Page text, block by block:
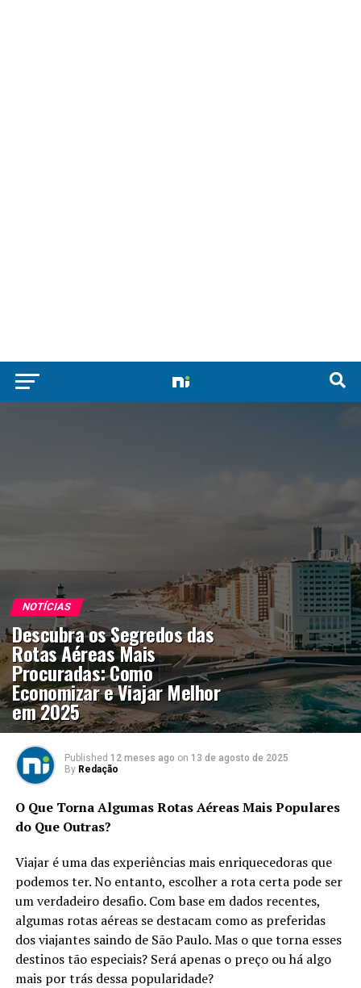
NOTÍCIAS
Descubra os Segredos das
Rotas Aéreas Mais
Procuradas: Como
Economizar e Viajar Melhor
em 2025
Published 12 meses ago on 13 de agosto de 2025
By Redação
O Que Torna Algumas Rotas Aéreas Mais Populares
do Que Outras?
Viajar é uma das experiências mais enriquecedoras que
podemos ter. No entanto, escolher a rota certa pode ser
um verdadeiro desafio. Com base em dados recentes,
algumas rotas aéreas se destacam como as preferidas
dos viajantes saindo de São Paulo. Mas o que torna esses
destinos tão especiais? Será apenas o preço ou há algo
mais por trás dessa popularidade?